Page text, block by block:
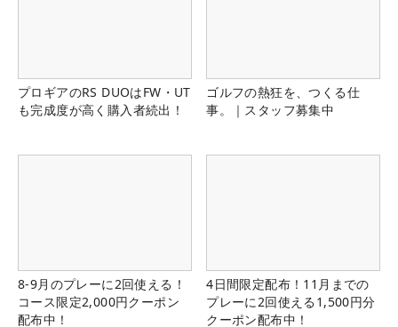
プロギアのRS DUOはFW・UT
も完成度が高く購入者続出！
ゴルフの熱狂を、つくる仕
事。｜スタッフ募集中
8-9月のプレーに2回使える！
コース限定2,000円クーポン
配布中！
4日間限定配布！11月までの
プレーに2回使える1,500円分
クーポン配布中！